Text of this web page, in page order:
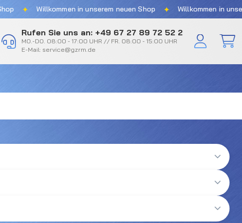
✦ Willkommen in unserem neuen Shop ✦ Willkommen in
Rufen Sie uns an: +49 67 27 89 72 52 2
MO.-DO. 08:00 - 17:00 UHR // FR. 08:00 - 15:00 UHR
E-Mail: service@gzrm.de